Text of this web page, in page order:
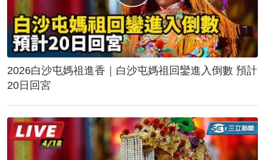
2026白沙屯媽祖進香｜白沙屯媽祖回鑾進入倒數 預計
20日回宮